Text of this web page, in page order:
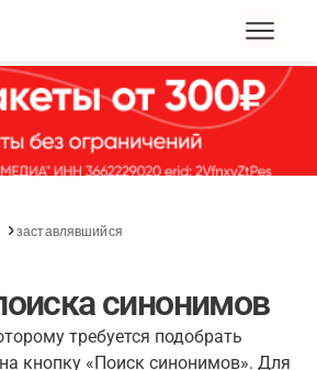
заставлявшийся
синонимов
требуется подобрать
кнопку «Поиск синонимов». Для